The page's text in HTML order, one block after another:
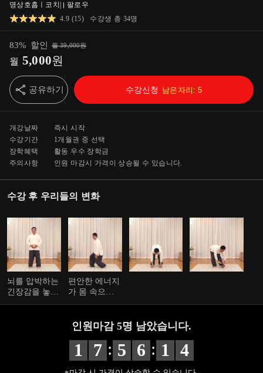
명상호흡ㅣ코치
팔로우
4.9 (15) 수강생 총 34명
83% 할인 월39,000원
월 5,000원
공유하기 수강신청 남은자리: 5
개강날짜
즉시 시작
수강기간
1개월 권 중 선택
장학혜택
활동 우수 장학금
주의사항
인원 마감시 가격이 상승될 수 있습니다.
수강 후 우리들의 변화
뇌를 압박하는
긴장감을 놓을
편안한 에너지
가 몸 속으로,
거예요.
인원마감 5명 남았습니다.
1 7 : 5 6 : 1 3